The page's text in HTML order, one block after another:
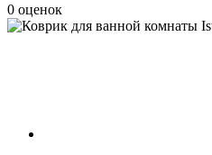
0 оценок